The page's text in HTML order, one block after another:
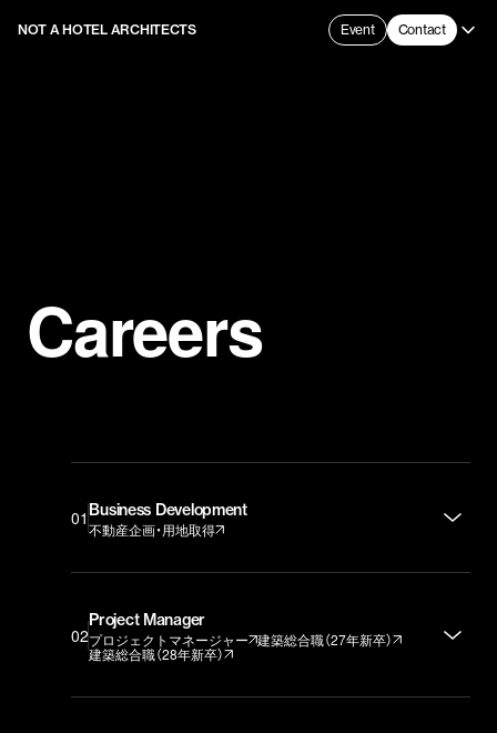
NOT A HOTEL ARCHITECTS Event Contact
Careers
01 Business Development
不動産企画・用地取得
02
Project Manager
プロジェクトマネージャー 建築総合職（27年新卒）
建築総合職（28年新卒）